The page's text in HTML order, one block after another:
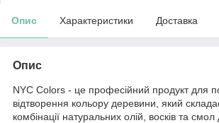
Опис Характеристики Доставка
Опис
NYC Colors - це професійний продукт для
відтворення кольору деревини, який
комбінації натуральних олій, восків та смол